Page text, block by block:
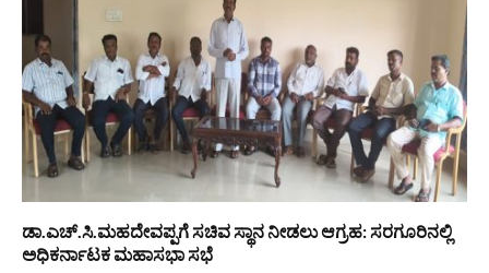
ಡಾ.ಎಚ್.ಸಿ.ಮಹದೇವಪ್ಪಗೆ ಸಚಿವ ಸ್ಥಾನ ನೀಡಲು ಆಗ್ರಹ: ಸರಗೂರಿನಲ್ಲಿ
ಅಧಿಕರ್ನಾಟಕ ಮಹಾಸಭಾ ಸಭೆ